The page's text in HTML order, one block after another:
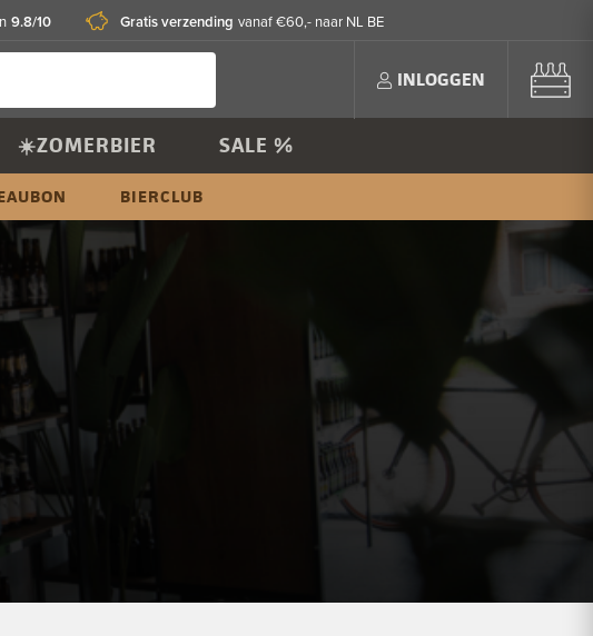
9.8/10 Gratis verzending vanaf €60,- naar NL BE
INLOGGEN
☀️ZOMERBIER SALE %
BIERCLUB